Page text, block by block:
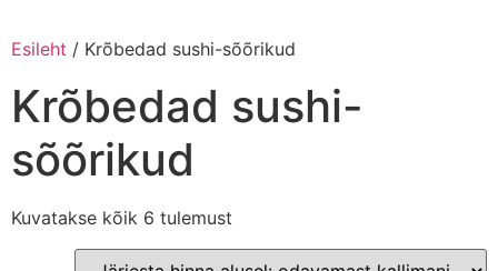
Esileht / Krõbedad sushi-sõõrikud
Krõbedad sushi-
sõõrikud
Kuvatakse kõik 6 tulemust